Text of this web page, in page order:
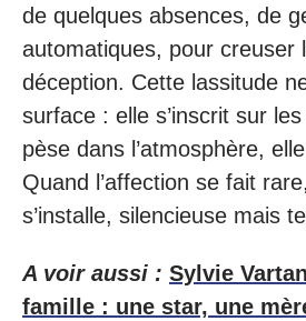
de quelques absences, de
automatiques, pour creuser
déception. Cette lassitude
surface : elle s’inscrit sur
pèse dans l’atmosphère,
Quand l’affection se fait
s’installe, silencieuse mais
A voir aussi : Sylvie
famille : une star, une